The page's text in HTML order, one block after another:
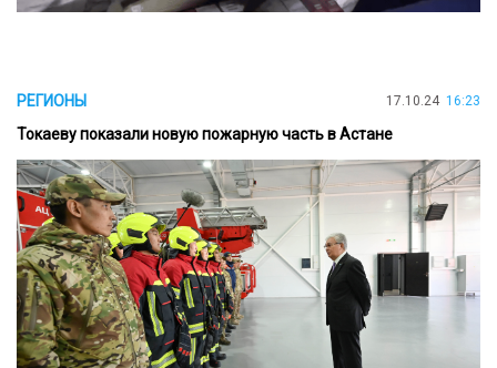
РЕГИОНЫ 17.10.24 16:23
Токаеву показали новую пожарную часть в Астане